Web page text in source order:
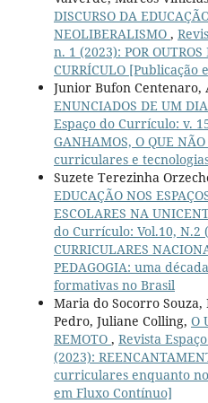
DISCURSO DA
NEOLIBERALISMO ,
n. 1 (2023): POR OUTROS
CURRÍCULO [Publicação
Junior Bufon
ENUNCIADOS DE UM
Espaço do Currículo: v.
GANHAMOS, O QUE
curriculares e
Suzete Terezinha
EDUCAÇÃO NOS
ESCOLARES NA
do Currículo: Vol.10, N.2
CURRICULARES
PEDAGOGIA: uma
formativas no Brasil
Maria do Socorro
Pedro, Juliane Colling, O
REMOTO , Revista
(2023):
curriculares enquanto
em Fluxo Contínuo]